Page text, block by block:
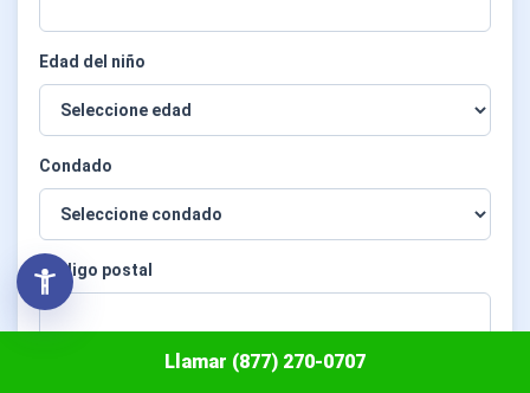
Edad del niño
Condado
Código postal
Llamar (877) 270-0707